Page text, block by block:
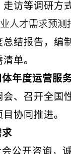
走访等调研方
人才需求预测
总结报告，编
单。
年度运营服
会、召开全国
协同推进。
求
公开咨询，